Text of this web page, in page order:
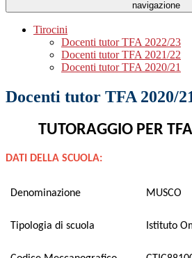
navigazione
Tirocini
Docenti tutor TFA 2022/23
Docenti tutor TFA 2021/22
Docenti tutor TFA 2020/21
Docenti tutor TFA 2020/
TUTORAGGIO PER
DATI DELLA SCUOLA:
Denominazione MUSCO
Tipologia di scuola Istituto